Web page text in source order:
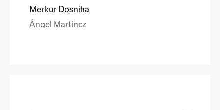
Merkur Dosniha
Ángel Martínez